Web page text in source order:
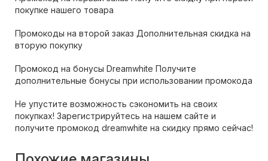
покупке нашего товара
Промокоды на второй заказ Дополнительная скидка на
вторую покупку
Промокод на бонусы Dreamwhite Получите
дополнительные бонусы при использовании промокода
Не упустите возможность сэкономить на своих
покупках! Зарегистрируйтесь на нашем сайте и
получите промокод dreamwhite на скидку прямо сейчас!